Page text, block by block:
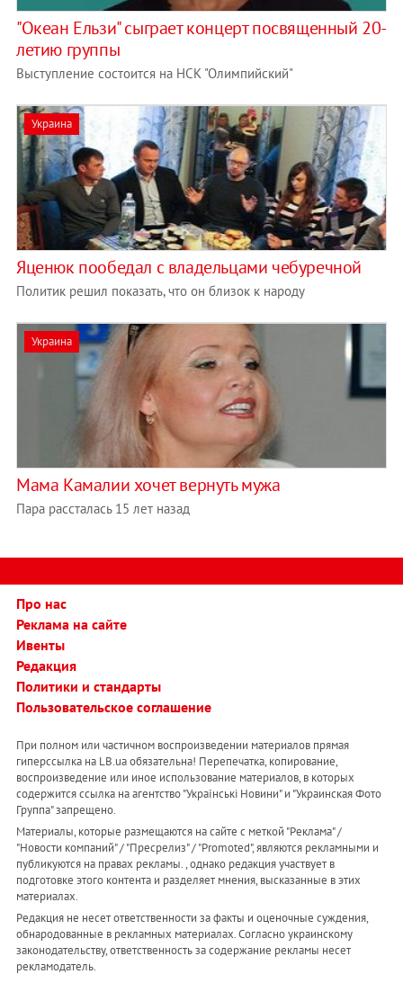
"Океан Ельзи" сыграет концерт посвященный 20-
летию группы
Выступление состоится на НСК "Олимпийский"
Украина
Яценюк пообедал c владельцами чебуречной
Политик решил показать, что он близок к народу
Украина
Мама Камалии хочет вернуть мужа
Пара рассталась 15 лет назад
Про нас
Реклама на сайте
Ивенты
Редакция
Политики и стандарты
Пользовательское соглашение
При полном или частичном воспроизведении материалов прямая
гиперссылка на LB.ua обязательна! Перепечатка, копирование,
воспроизведение или иное использование материалов, в которых
содержится ссылка на агентство "Українськi Новини" и "Украинская Фото
Группа" запрещено.
Материалы, которые размещаются на сайте с меткой "Реклама" /
"Новости компаний" / "Пресрелиз" / "Promoted", являются рекламными и
публикуются на правах рекламы. , однако редакция участвует в
подготовке этого контента и разделяет мнения, высказанные в этих
материалах.
Редакция не несет ответственности за факты и оценочные суждения,
обнародованные в рекламных материалах. Согласно украинскому
законодательству, ответственность за содержание рекламы несет
рекламодатель.